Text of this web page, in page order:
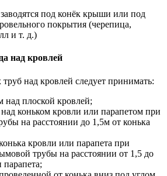
под конёк крыши или под
покрытия (черепица,
и т. д.)
над кровлей
над кровлей следует принимать:
над плоской кровлей;
коньком кровли или парапетом при
на расстоянии до 1,5м от конька
кровли или парапета при
трубы на расстоянии от 1,5 до
парапета;